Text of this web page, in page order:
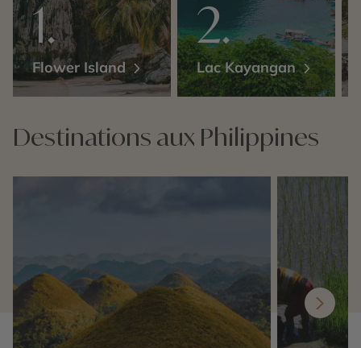
Flower Island Lac Kayangan
Destinations aux Philippines